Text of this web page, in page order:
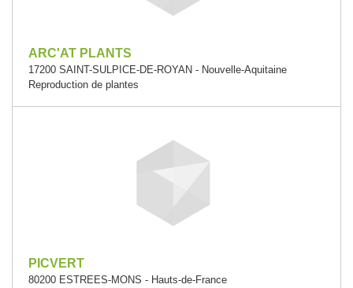
ARC'AT PLANTS
17200 SAINT-SULPICE-DE-ROYAN - Nouvelle-Aquitaine
Reproduction de plantes
PICVERT
80200 ESTREES-MONS - Hauts-de-France